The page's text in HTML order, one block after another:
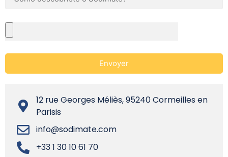
Envoyer
12 rue Georges Méliès, 95240 Cormeilles en
Parisis
info@sodimate.com
+33 1 30 10 61 70